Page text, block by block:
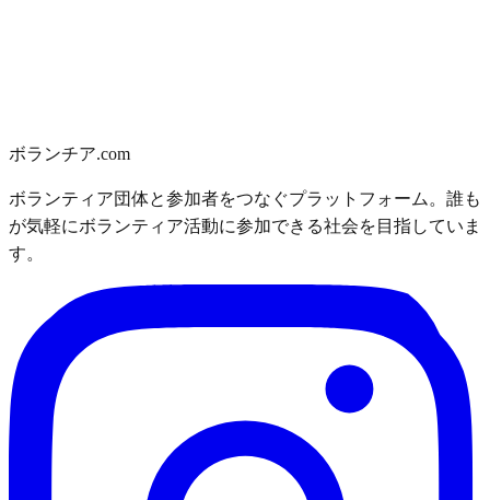
ボランチア.com
ボランティア団体と参加者をつなぐプラットフォーム。誰も
が気軽にボランティア活動に参加できる社会を目指していま
す。